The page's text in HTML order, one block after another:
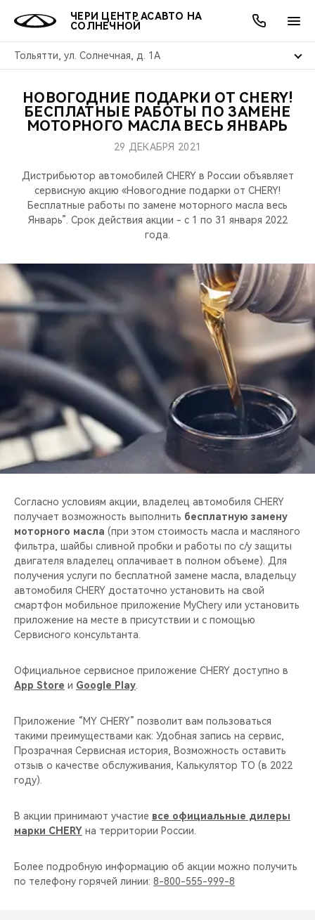
ЧЕРИ ЦЕНТР АСАВТО НА
СОЛНЕЧНОЙ
Тольятти, ул. Солнечная, д. 1А
МОДЕЛИ
КРОССОВЕРЫ
СЕДАНЫ
НОВИНКИ
ПОКУПАТЕЛЯМ
КРЕДИТ И СТРАХОВАНИЕ
ВЛАДЕЛЬЦАМ
ЗАПЧАСТИ И АКСЕССУАРЫ
ПОДДЕРЖКА
МИР CHERY
О БРЕНДЕ
CHERY В СОЦСЕТЯХ
БЛАГОТВОРИТЕЛЬНОСТЬ
CHERY REMOTE
CHERY И СПОРТ
НАШИ МЕРОПРИЯТИЯ
ВИДЕООБЗОРЫ
CHERY ДЛЯ ДЕТЕЙ
АКЦИИ
ОНЛАЙН СЕРВИСЫ
КРЕДИТ
О КОМПАНИИ
МЫ В СОЦСЕТЯХ
НОВОГОДНИЕ ПОДАРКИ ОТ CHERY!
БЕСПЛАТНЫЕ РАБОТЫ ПО ЗАМЕНЕ
МОТОРНОГО МАСЛА ВЕСЬ ЯНВАРЬ
29 ДЕКАБРЯ 2021
Дистрибьютор автомобилей CHERY в России объявляет
сервисную акцию «Новогодние подарки от CHERY!
Бесплатные работы по замене моторного масла весь
Январь”. Срок действия акции - с 1 по 31 января 2022
года.
Согласно условиям акции, владелец автомобиля CHERY
получает возможность выполнить бесплатную замену
моторного масла (при этом стоимость масла и масляного
фильтра, шайбы сливной пробки и работы по с/у защиты
двигателя владелец оплачивает в полном объеме). Для
получения услуги по бесплатной замене масла, владельцу
автомобиля CHERY достаточно установить на свой
смартфон мобильное приложение MyChery или установить
приложение на месте в присутствии и с помощью
Сервисного консультанта.
Официальное сервисное приложение CHERY доступно в
App Store и Google Play
Приложение “MY CHERY” позволит вам пользоваться
такими преимуществами как: Удобная запись на сервис,
Прозрачная Сервисная история, Возможность оставить
отзыв о качестве обслуживания, Калькулятор ТО (в 2022
году).
В акции принимают участие все официальные дилеры
марки CHERY на территории России.
Более подробную информацию об акции можно получить
по телефону горячей линии: 8-800-555-999-8